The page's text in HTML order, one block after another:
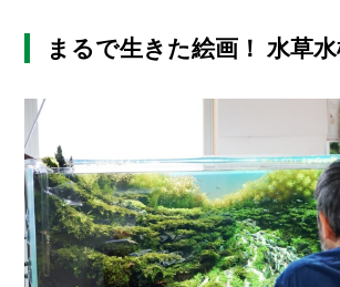
まるで生きた絵画！ 水草